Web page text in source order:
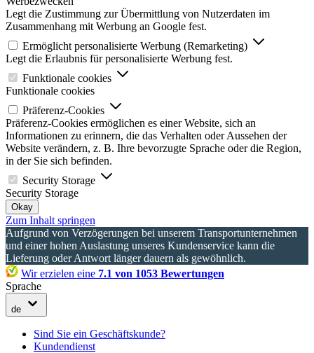
Legt die Zustimmung zur Übermittlung von Nutzerdaten im
Zusammenhang mit Werbung an Google fest.
Ermöglicht personalisierte Werbung (Remarketing)
Legt die Erlaubnis für personalisierte Werbung fest.
Funktionale cookies
Funktionale cookies
Präferenz-Cookies
Präferenz-Cookies ermöglichen es einer Website, sich an
Informationen zu erinnern, die das Verhalten oder Aussehen der
Website verändern, z. B. Ihre bevorzugte Sprache oder die Region,
in der Sie sich befinden.
Security Storage
Security Storage
Okay
Zum Inhalt springen
Aufgrund von Verzögerungen bei unserem Transportunternehmen
und einer hohen Auslastung unseres Kundenservice kann die
Lieferung oder Antwort länger dauern als gewöhnlich.
Wir erzielen eine 7.1 von 1053 Bewertungen
Sprache
de
Sind Sie ein Geschäftskunde?
Kundendienst